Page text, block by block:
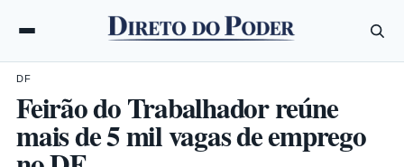
DF
Feirão do Trabalhador reúne
mais de 5 mil vagas de emprego